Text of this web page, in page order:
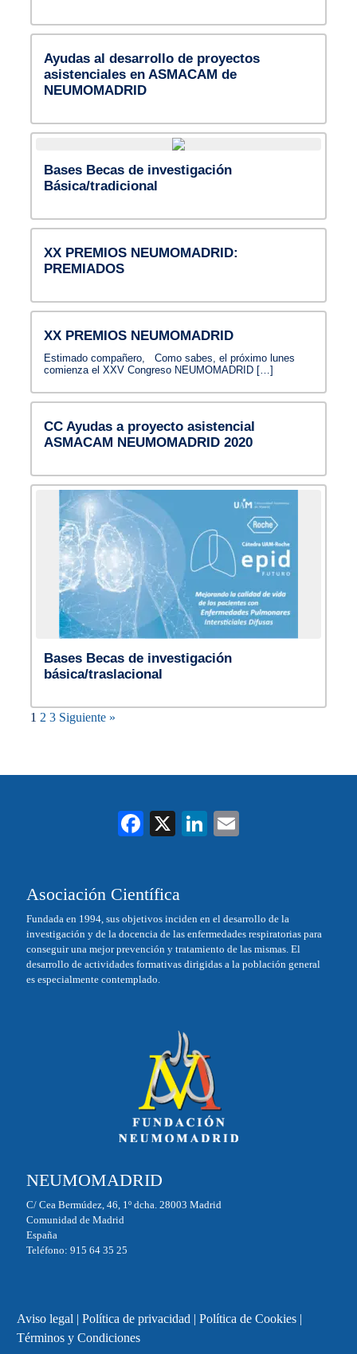
Ayudas al desarrollo de proyectos
asistenciales en ASMACAM de
NEUMOMADRID
Bases Becas de investigación
Básica/tradicional
XX PREMIOS NEUMOMADRID:
PREMIADOS
XX PREMIOS NEUMOMADRID
Estimado compañero, Como sabes, el próximo lunes
comienza el XXV Congreso NEUMOMADRID […]
CC Ayudas a proyecto asistencial
ASMACAM NEUMOMADRID 2020
Bases Becas de investigación
básica/traslacional
1 2 3 Siguiente »
Fa
ok
X
Li
Asociación Científica
Fundada en 1994, sus objetivos inciden en el desarrollo de la
investigación y de la docencia de las enfermedades respiratorias para
conseguir una mejor prevención y tratamiento de las mismas. El
desarrollo de actividades formativas dirigidas a la población general
es especialmente contemplado.
NEUMOMADRID
C/ Cea Bermúdez, 46, 1º dcha. 28003 Madrid
Comunidad de Madrid
España
Teléfono: 915 64 35 25
Aviso legal | Política de privacidad | Política de Cookies|
Términos y Condiciones